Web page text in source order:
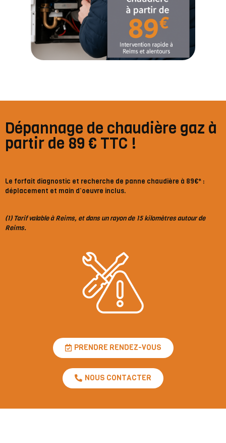
Dépannage de chaudière gaz à
partir de 89 € TTC !
Le forfait diagnostic et recherche de panne chaudière à 89€* :
déplacement et main d’oeuvre inclus.
(1) Tarif valable à Reims, et dans un rayon de 15 kilomètres autour de
Reims.
PRENDRE RENDEZ-VOUS
NOUS CONTACTER